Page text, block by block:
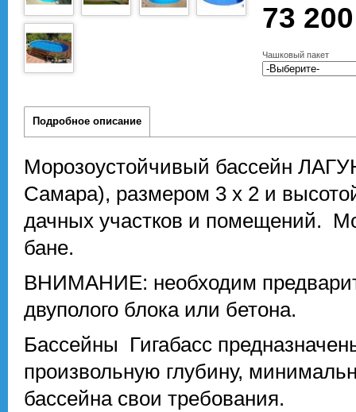
73 200
Чашковый пакет
Подробное описание
Морозоустойчивый бассейн
Самара), размером 3 х 2 и
дачных участков и помещений.
бане.
ВНИМАНИЕ: необходим
двуполого блока или бетона.
Бассейны Гигабасс
произвольную глубину,
бассейна свои требования.